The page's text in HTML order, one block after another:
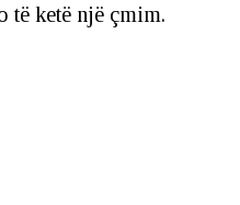
të ketë një çmim.